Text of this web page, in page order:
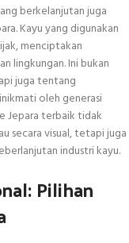
berkelanjutan juga
Kayu yang digunakan
menciptakan
lingkungan. Ini bukan
juga tentang
oleh generasi
Jepara terbaik tidak
secara visual, tetapi juga
industri kayu.
Pilihan